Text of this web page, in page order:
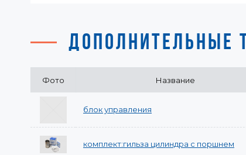
ДОПОЛНИТЕЛЬНЫЕ
Фото Название
блок управления
комплект:гильза цилиндра с поршнем